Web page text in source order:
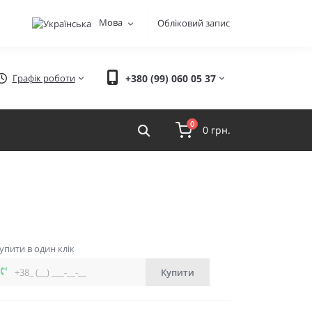
Мова Обліковий запис
Графік роботи +380 (99) 060 05 37
0 0 грн.
в один клік
Купити